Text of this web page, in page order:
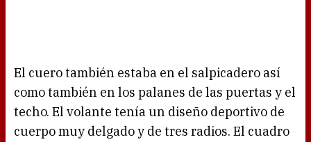
El cuero también estaba en el salpicadero así
como también en los palanes de las puertas y el
techo. El volante tenía un diseño deportivo de
cuerpo muy delgado y de tres radios. El cuadro